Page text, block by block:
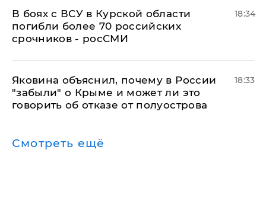
В боях с ВСУ в Курской области
погибли более 70 российских
срочников - росСМИ
18:34
Яковина объяснил, почему в России
"забыли" о Крыме и может ли это
говорить об отказе от полуострова
18:33
Смотреть ещё